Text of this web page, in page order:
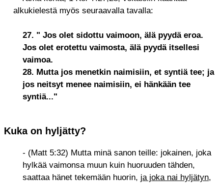
alkukielestä myös seuraavalla tavalla:
27. " Jos olet sidottu vaimoon, älä pyydä eroa.
Jos olet erotettu vaimosta, älä pyydä itsellesi
vaimoa.
28. Mutta jos menetkin naimisiin, et syntiä tee; ja
jos neitsyt menee naimisiin, ei hänkään tee
syntiä..."
Kuka on hyljätty?
- (Matt 5:32) Mutta minä sanon teille: jokainen, joka
hylkää vaimonsa muun kuin huoruuden tähden,
saattaa hänet tekemään huorin, ja joka nai hyljätyn,